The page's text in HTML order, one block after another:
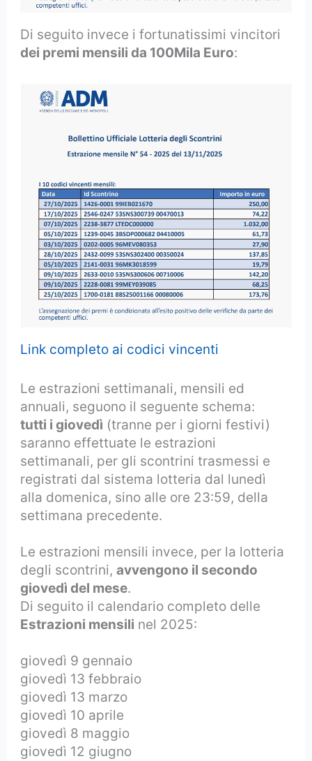
Di seguito invece i fortunatissimi vincitori
dei premi mensili da 100Mila Euro:
Link completo ai codici vincenti
Le estrazioni settimanali, mensili ed
annuali, seguono il seguente schema:
tutti i giovedì (tranne per i giorni festivi)
saranno effettuate le estrazioni
settimanali, per gli scontrini trasmessi e
registrati dal sistema lotteria dal lunedì
alla domenica, sino alle ore 23:59, della
settimana precedente.
Le estrazioni mensili invece, per la lotteria
degli scontrini,avvengono il secondo
giovedì del mese.
Di seguito il calendario completo delle
Estrazioni mensili nel 2025:
giovedì 9 gennaio
giovedì 13 febbraio
giovedì 13 marzo
giovedì 10 aprile
giovedì 8 maggio
giovedì 12 giugno